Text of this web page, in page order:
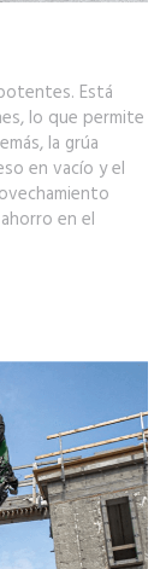
Está
lo que permite
la grúa
en vacío y el
en el